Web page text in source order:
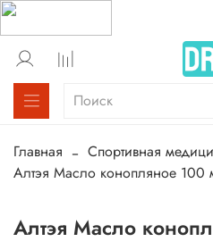
Главная Спортивная
Алтэя Масло конопляное 100
Алтэя Масло